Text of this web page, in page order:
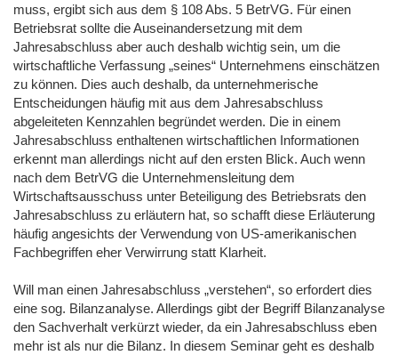
muss, ergibt sich aus dem § 108 Abs. 5 BetrVG. Für einen
Betriebsrat sollte die Auseinandersetzung mit dem
Jahresabschluss aber auch deshalb wichtig sein, um die
wirtschaftliche Verfassung „seines“ Unternehmens einschätzen
zu können. Dies auch deshalb, da unternehmerische
Entscheidungen häufig mit aus dem Jahresabschluss
abgeleiteten Kennzahlen begründet werden. Die in einem
Jahresabschluss enthaltenen wirtschaftlichen Informationen
erkennt man allerdings nicht auf den ersten Blick. Auch wenn
nach dem BetrVG die Unternehmensleitung dem
Wirtschaftsausschuss unter Beteiligung des Betriebsrats den
Jahresabschluss zu erläutern hat, so schafft diese Erläuterung
häufig angesichts der Verwendung von US-amerikanischen
Fachbegriffen eher Verwirrung statt Klarheit.
Will man einen Jahresabschluss „verstehen“, so erfordert dies
eine sog. Bilanzanalyse. Allerdings gibt der Begriff Bilanzanalyse
den Sachverhalt verkürzt wieder, da ein Jahresabschluss eben
mehr ist als nur die Bilanz. In diesem Seminar geht es deshalb